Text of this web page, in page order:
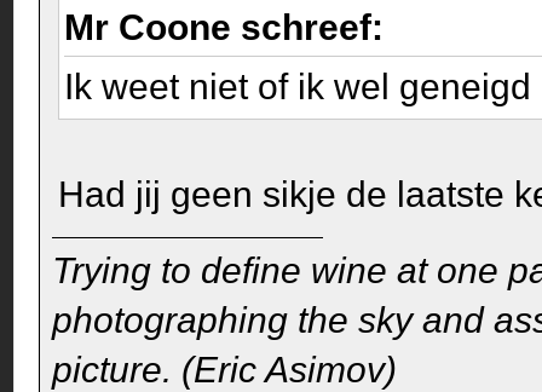
Mr Coone schreef:
Ik weet niet of ik wel
Had jij geen sikje de laatste
Trying to define wine at one
photographing the sky and
picture. (Eric Asimov)